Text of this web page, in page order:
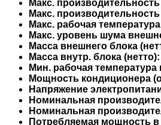
Макс.
Макс.
Макс. рабочая
Макс. уровень шума
Масса внешнего блока
Масса внутр. блока (нетто):
Мин. рабочая
Мощность кондиционера
Напряжение
Номинальная
Номинальная
Потребляемая мощность